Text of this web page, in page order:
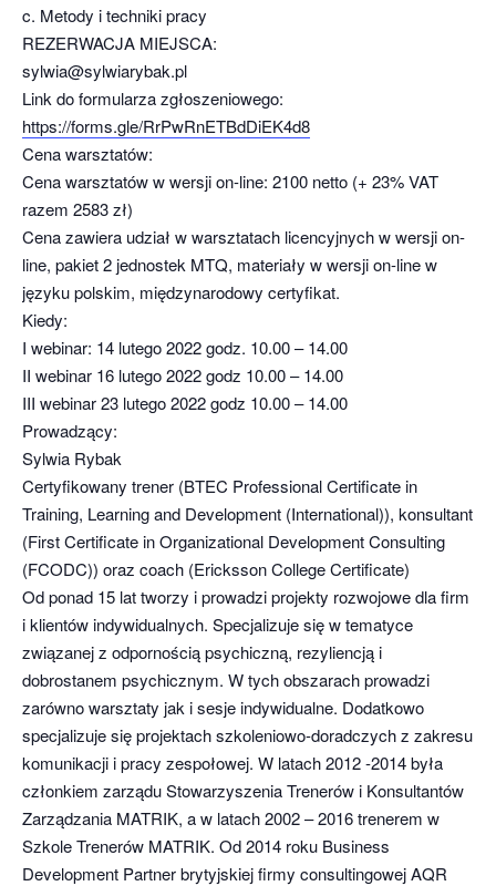
c. Metody i techniki pracy
REZERWACJA MIEJSCA:
sylwia@sylwiarybak.pl
Link do formularza zgłoszeniowego:
https://forms.gle/RrPwRnETBdDiEK4d8
Cena warsztatów:
Cena warsztatów w wersji on-line: 2100 netto (+ 23% VAT
razem 2583 zł)
Cena zawiera udział w warsztatach licencyjnych w wersji on-
line, pakiet 2 jednostek MTQ, materiały w wersji on-line w
języku polskim, międzynarodowy certyfikat.
Kiedy:
I webinar: 14 lutego 2022 godz. 10.00 – 14.00
II webinar 16 lutego 2022 godz 10.00 – 14.00
III webinar 23 lutego 2022 godz 10.00 – 14.00
Prowadzący:
Sylwia Rybak
Certyfikowany trener (BTEC Professional Certificate in
Training, Learning and Development (International)), konsultant
(First Certificate in Organizational Development Consulting
(FCODC)) oraz coach (Ericksson College Certificate)
Od ponad 15 lat tworzy i prowadzi projekty rozwojowe dla firm
i klientów indywidualnych. Specjalizuje się w tematyce
związanej z odpornością psychiczną, rezyliencją i
dobrostanem psychicznym. W tych obszarach prowadzi
zarówno warsztaty jak i sesje indywidualne. Dodatkowo
specjalizuje się projektach szkoleniowo-doradczych z zakresu
komunikacji i pracy zespołowej. W latach 2012 -2014 była
członkiem zarządu Stowarzyszenia Trenerów i Konsultantów
Zarządzania MATRIK, a w latach 2002 – 2016 trenerem w
Szkole Trenerów MATRIK. Od 2014 roku Business
Development Partner brytyjskiej firmy consultingowej AQR